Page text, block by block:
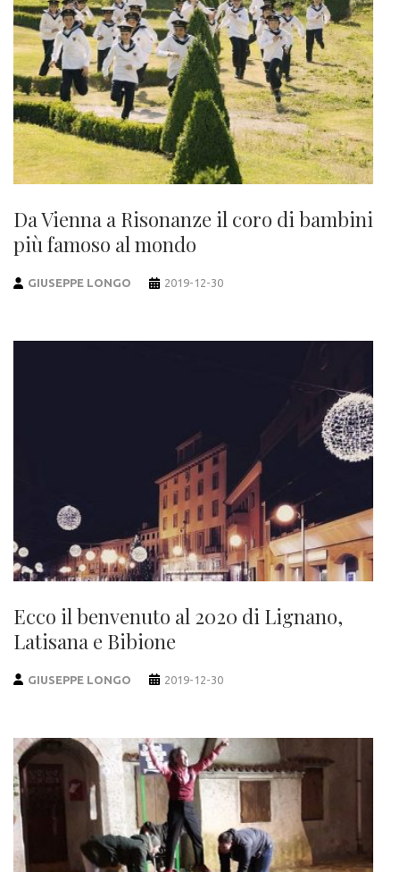
Da Vienna a Risonanze il coro di bambini
più famoso al mondo
GIUSEPPE LONGO 2019-12-30
Ecco il benvenuto al 2020 di Lignano,
Latisana e Bibione
GIUSEPPE LONGO 2019-12-30